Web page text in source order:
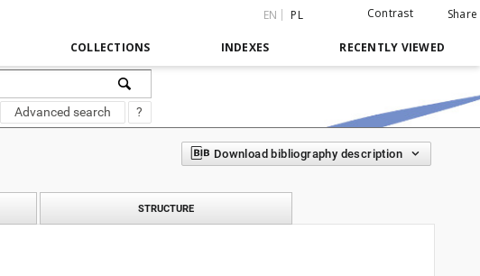
EN PL Contrast Share
COLLECTIONS INDEXES RECENTLY VIEWED
Advanced search ?
Download bibliography description
STRUCTURE